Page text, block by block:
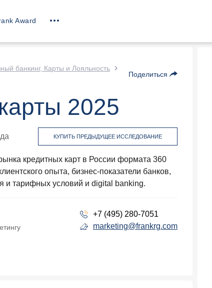
Award
банкинг, Карты и Лояльность
Поделиться
2025
КУПИТЬ ПРЕДЫДУЩЕЕ ИССЛЕДОВАНИЕ
кредитных карт в России формата 360
опыта, бизнес-показатели банков,
и тарифных условий и digital banking.
+7 (495) 280-7051
marketing@frankrg.com